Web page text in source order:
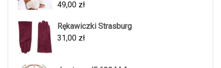
49,00 zł
Rękawiczki Strasburg
31,00 zł